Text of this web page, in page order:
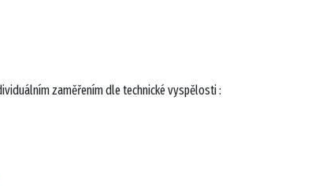
zaměřením dle technické vyspělosti :